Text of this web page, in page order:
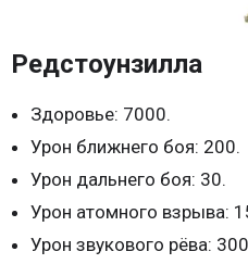
Редстоунзилла
Здоровье: 7000.
Урон ближнего боя: 200.
Урон дальнего боя: 30.
Урон атомного взрыва:
Урон звукового рёва: